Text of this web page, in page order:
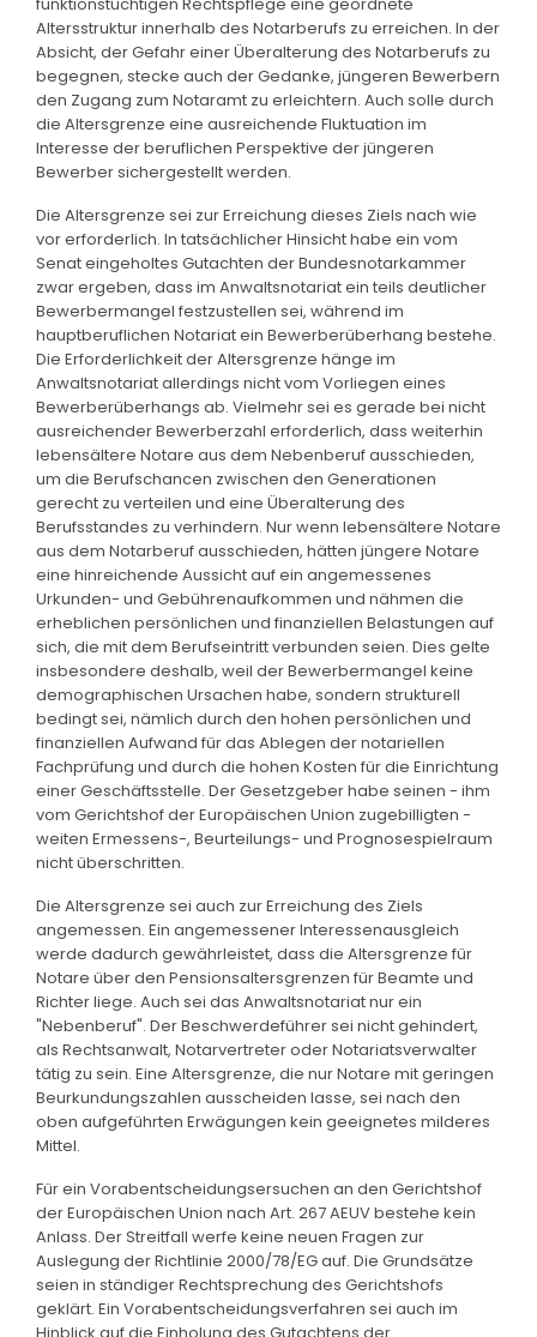
Altersstruktur innerhalb des Notarberufs zu erreichen. In der
Absicht, der Gefahr einer Überalterung des Notarberufs zu
begegnen, stecke auch der Gedanke, jüngeren Bewerbern
den Zugang zum Notaramt zu erleichtern. Auch solle durch
die Altersgrenze eine ausreichende Fluktuation im
Interesse der beruflichen Perspektive der jüngeren
Bewerber sichergestellt werden.
Die Altersgrenze sei zur Erreichung dieses Ziels nach wie
vor erforderlich. In tatsächlicher Hinsicht habe ein vom
Senat eingeholtes Gutachten der Bundesnotarkammer
zwar ergeben, dass im Anwaltsnotariat ein teils deutlicher
Bewerbermangel festzustellen sei, während im
hauptberuflichen Notariat ein Bewerberüberhang bestehe.
Die Erforderlichkeit der Altersgrenze hänge im
Anwaltsnotariat allerdings nicht vom Vorliegen eines
Bewerberüberhangs ab. Vielmehr sei es gerade bei nicht
ausreichender Bewerberzahl erforderlich, dass weiterhin
lebensältere Notare aus dem Nebenberuf ausschieden,
um die Berufschancen zwischen den Generationen
gerecht zu verteilen und eine Überalterung des
Berufsstandes zu verhindern. Nur wenn lebensältere Notare
aus dem Notarberuf ausschieden, hätten jüngere Notare
eine hinreichende Aussicht auf ein angemessenes
Urkunden- und Gebührenaufkommen und nähmen die
erheblichen persönlichen und finanziellen Belastungen auf
sich, die mit dem Berufseintritt verbunden seien. Dies gelte
insbesondere deshalb, weil der Bewerbermangel keine
demographischen Ursachen habe, sondern strukturell
bedingt sei, nämlich durch den hohen persönlichen und
finanziellen Aufwand für das Ablegen der notariellen
Fachprüfung und durch die hohen Kosten für die Einrichtung
einer Geschäftsstelle. Der Gesetzgeber habe seinen - ihm
vom Gerichtshof der Europäischen Union zugebilligten -
weiten Ermessens-, Beurteilungs- und Prognosespielraum
nicht überschritten.
Die Altersgrenze sei auch zur Erreichung des Ziels
angemessen. Ein angemessener Interessenausgleich
werde dadurch gewährleistet, dass die Altersgrenze für
Notare über den Pensionsaltersgrenzen für Beamte und
Richter liege. Auch sei das Anwaltsnotariat nur ein
"Nebenberuf". Der Beschwerdeführer sei nicht gehindert,
als Rechtsanwalt, Notarvertreter oder Notariatsverwalter
tätig zu sein. Eine Altersgrenze, die nur Notare mit geringen
Beurkundungszahlen ausscheiden lasse, sei nach den
oben aufgeführten Erwägungen kein geeignetes milderes
Mittel.
Für ein Vorabentscheidungsersuchen an den Gerichtshof
der Europäischen Union nach Art. 267 AEUV bestehe kein
Anlass. Der Streitfall werfe keine neuen Fragen zur
Auslegung der Richtlinie 2000/78/EG auf. Die Grundsätze
seien in ständiger Rechtsprechung des Gerichtshofs
geklärt. Ein Vorabentscheidungsverfahren sei auch im